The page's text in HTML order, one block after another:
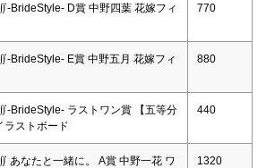
BrideStyle- D賞 中野四葉 花嫁フィ
770
BrideStyle- E賞 中野五月 花嫁フィ
880
BrideStyle- ラストワン賞 【五等分
ストボード
440
あなたと一緒に。 A賞 中野一花 ワ
1320